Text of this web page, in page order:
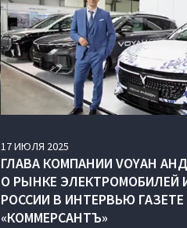
17ИЮЛЯ 2025
ГЛАВА КОМПАНИИ VOYAH
О РЫНКЕ ЭЛЕКТРОМОБИЛЕЙ
РОССИИ В ИНТЕРВЬЮ ГАЗЕТЕ
«КОММЕРСАНТЪ»